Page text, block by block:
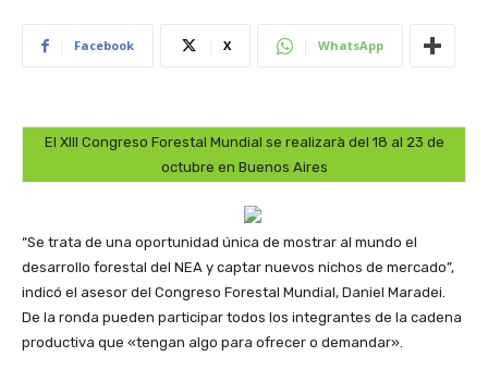
Facebook X WhatsApp
El XIII Congreso Forestal Mundial se realizarà del 18 al 23 de
octubre en Buenos Aires
“Se trata de una oportunidad única de mostrar al mundo el
desarrollo forestal del NEA y captar nuevos nichos de mercado”,
indicó el asesor del Congreso Forestal Mundial, Daniel Maradei.
De la ronda pueden participar todos los integrantes de la cadena
productiva que «tengan algo para ofrecer o demandar».